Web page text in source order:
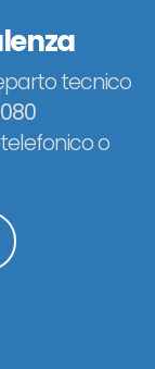
tecnico
o